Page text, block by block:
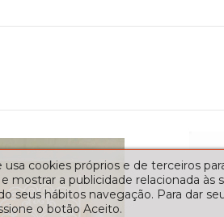
usa cookies próprios e de terceiros
mostrar a publicidade relacionada às
seus hábitos navegação. Para dar
o botão Aceito.